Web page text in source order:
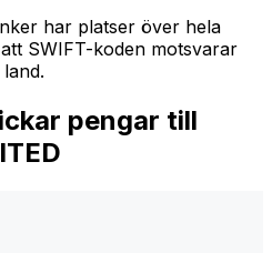
har platser över hela
SWIFT-koden motsvarar
pengar till